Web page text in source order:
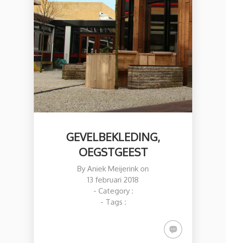
GEVELBEKLEDING,
OEGSTGEEST
By Aniek Meijerink on
13 februari 2018
- Category :
- Tags :